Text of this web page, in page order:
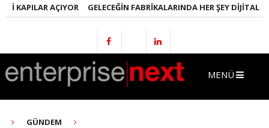
KAPILAR AÇIYOR GELECEĞIN FABRIKALARINDA HER ŞEY DIJITAL
MENÜ
GÜNDEM